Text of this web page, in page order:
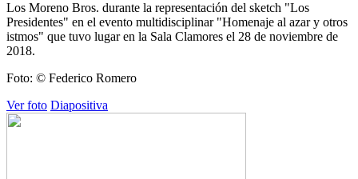
Los Moreno Bros. durante la representación del sketch "Los
Presidentes" en el evento multidisciplinar "Homenaje al azar y otros
istmos" que tuvo lugar en la Sala Clamores el 28 de noviembre de
2018.
Foto: © Federico Romero
Ver foto Diapositiva